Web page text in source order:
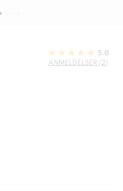
5.0
ANMELDELSER (2)